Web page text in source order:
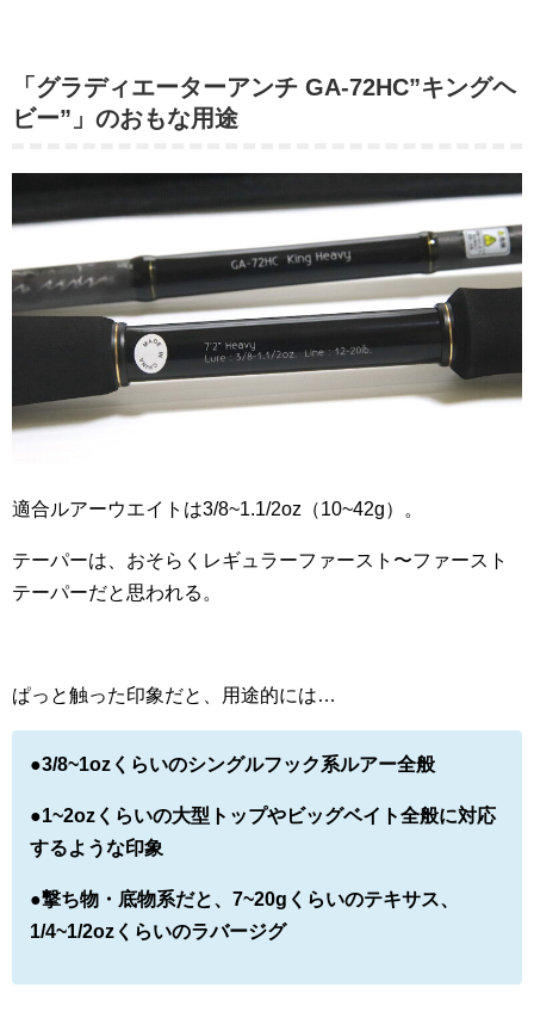
「グラディエーターアンチ GA-72HC”キングヘ
ビー”」のおもな用途
適合ルアーウエイトは3/8~1.1/2oz（10~42g）。
テーパーは、おそらくレギュラーファースト〜ファースト
テーパーだと思われる。
ぱっと触った印象だと、用途的には…
●3/8~1ozくらいのシングルフック系ルアー全般
●1~2ozくらいの大型トップやビッグベイト全般に対応
するような印象
●撃ち物・底物系だと、7~20gくらいのテキサス、
1/4~1/2ozくらいのラバージグ